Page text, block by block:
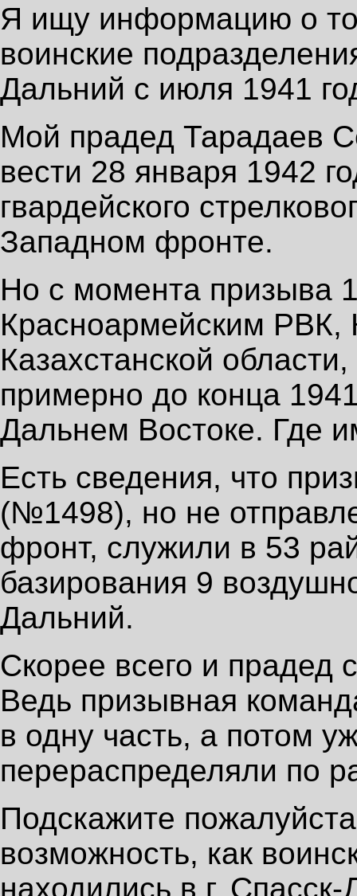
Я ищу информацию о
воинские
Дальний с июля 1941
Мой прадед Тарадаев
вести 28 января 1942
гвардейского
Западном фронте.
Но с момента призыва
Красноармейским РВК,
Казахстанской
примерно до конца
Дальнем Востоке. Где
Есть сведения, что
(№1498), но не
фронт, служили в 53
базирования 9
Дальний.
Скорее всего и прадед
Ведь призывная
в одну часть, а потом
перераспределяли по
Подскажите
возможность, как
находились в г.